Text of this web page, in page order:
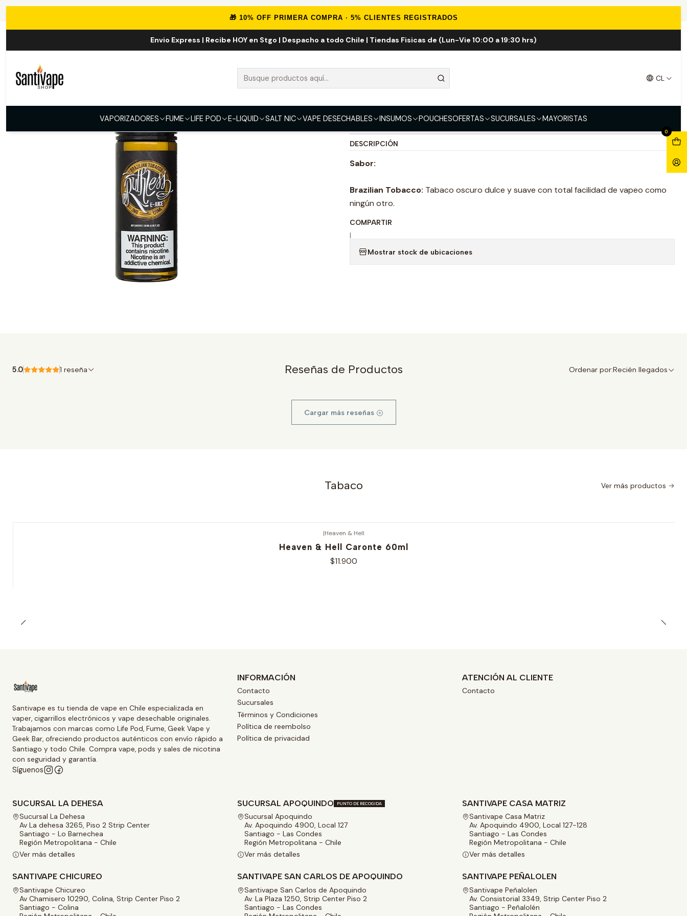
🎁 10% OFF PRIMERA COMPRA · 5% CLIENTES REGISTRADOS
Envio Express | Recibe HOY en Stgo | Despacho a todo Chile | Tiendas Fisicas de (Lun-Vie 10:00 a 19:30 hrs)
CL
VAPORIZADORES FUME LIFE POD E-LIQUID SALT NIC VAPE DESECHABLES INSUMOS POUCHESOFERTAS SUCURSALES MAYORISTAS
0
Brazilian Tobacco 120ml
5.0 1 reseña
3mg 6mg
DESCRIPCIÓN
Sabor:
Brazilian Tobacco: Tabaco oscuro dulce y suave con total facilidad de vapeo como
ningún otro.
COMPARTIR
|
Mostrar stock de ubicaciones
Reseñas de Productos
5.0 1 reseña Ordenar por:Recién llegados
Cargar más reseñas
Tabaco Ver más productos
|Heaven & Hell
Heaven & Hell Caronte 60ml
$11.900
Santivape es tu tienda de vape en Chile especializada en
vaper, cigarrillos electrónicos y vape desechable originales.
Trabajamos con marcas como Life Pod, Fume, Geek Vape y
Geek Bar, ofreciendo productos auténticos con envío rápido a
Santiago y todo Chile. Compra vape, pods y sales de nicotina
con seguridad y garantía.
Síguenos
INFORMACIÓN
Contacto
Sucursales
Términos y Condiciones
Política de reembolso
Política de privacidad
ATENCIÓN AL CLIENTE
Contacto
SUCURSAL LA DEHESA
Sucursal La Dehesa
Av La dehesa 3265, Piso 2 Strip Center
Santiago - Lo Barnechea
Región Metropolitana - Chile
Ver más detalles
SUCURSAL APOQUINDO PUNTO DE RECOGIDA
Sucursal Apoquindo
Av. Apoquindo 4900, Local 127
Santiago - Las Condes
Región Metropolitana - Chile
Ver más detalles
SANTIVAPE CASA MATRIZ
Santivape Casa Matriz
Av. Apoquindo 4900, Local 127-128
Santiago - Las Condes
Región Metropolitana - Chile
Ver más detalles
SANTIVAPE CHICUREO
Santivape Chicureo
Av Chamisero 10290, Colina, Strip Center Piso 2
Santiago - Colina
SANTIVAPE SAN CARLOS DE APOQUINDO
Santivape San Carlos de Apoquindo
Av. La Plaza 1250, Strip Center Piso 2
Santiago - Las Condes
SANTIVAPE PEÑALOLEN
Santivape Peñalolen
Av. Consistorial 3349, Strip Center Piso 2
Santiago - Peñalolén